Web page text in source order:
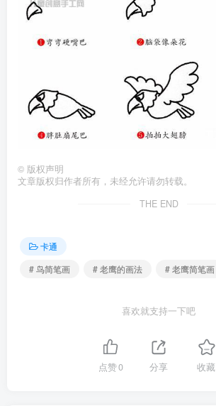
© 版权声明
文章版权归作者所有，未经允许请勿转载。
THE END
卡通
# 鸟简笔画
# 老鹰的画法 # 老鹰简笔画
喜欢就支持一下吧
点赞0 分享 收藏